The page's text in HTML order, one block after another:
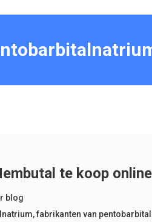
te koop online
blog
,fabrikanten van